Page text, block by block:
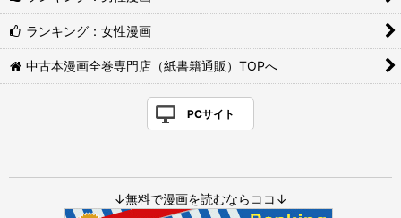
ランキング：女性漫画
中古本漫画全巻専門店（紙書籍通販）TOPへ
PCサイト
↓無料で漫画を読むならココ↓